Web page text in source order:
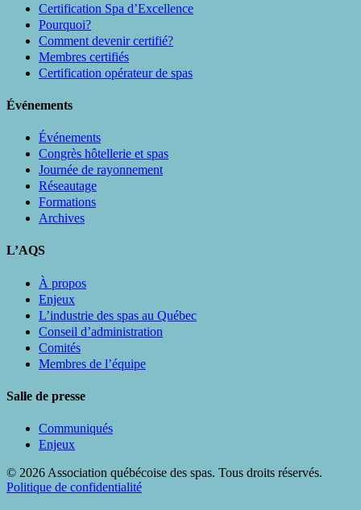
Certification Spa d’Excellence
Pourquoi?
Comment devenir certifié?
Membres certifiés
Certification opérateur de spas
Événements
Événements
Congrès hôtellerie et spas
Journée de rayonnement
Réseautage
Formations
Archives
L’AQS
À propos
Enjeux
L’industrie des spas au Québec
Conseil d’administration
Comités
Membres de l’équipe
Salle de presse
Communiqués
Enjeux
© 2026 Association québécoise des spas. Tous droits réservés.
Politique de confidentialité